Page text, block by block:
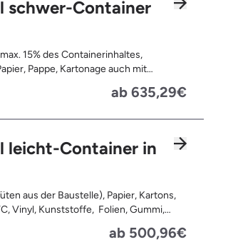
schwer-Container
15% des Containerinhaltes,
Pappe, Kartonage auch mit
Holz (z.B. Spanplatten, Bauholz,
Gebinde wie Dosen, Fässer, Eimer,
ab 635,29€
leicht-Container in
aus der Baustelle), Papier, Kartons,
Trockenbauwände, Metalle,
ab 500,96€